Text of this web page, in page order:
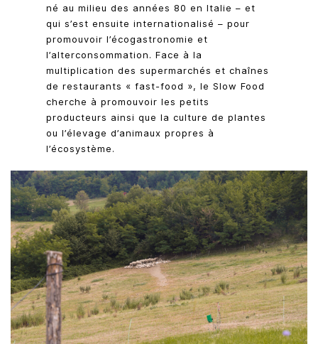
né au milieu des années 80 en Italie – et
qui s’est ensuite internationalisé – pour
promouvoir l’écogastronomie et
l’alterconsommation. Face à la
multiplication des supermarchés et chaînes
de restaurants « fast-food », le Slow Food
cherche à promouvoir les petits
producteurs ainsi que la culture de plantes
ou l’élevage d’animaux propres à
l’écosystème.